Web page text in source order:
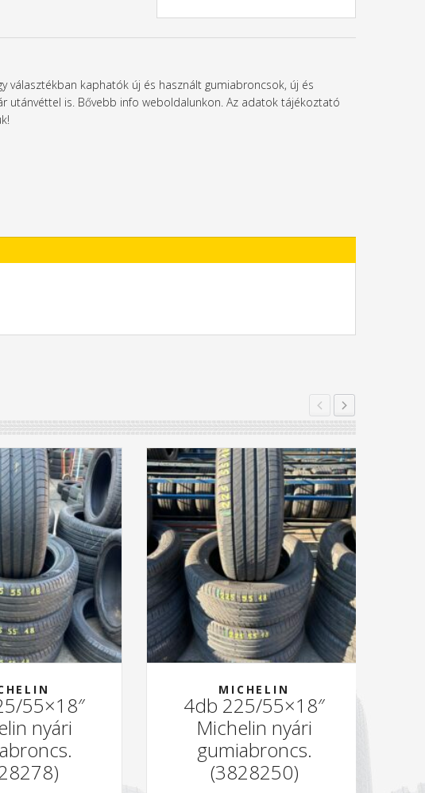
választékban kaphatók új és használt gumiabroncsok, új és
utánvéttel is. Bővebb info weboldalunkon. Az adatok tájékoztató
55×18″
nyári
MICHELIN
4db 225/55×18″
Michelin nyári
gumiabroncs.
(3828250)